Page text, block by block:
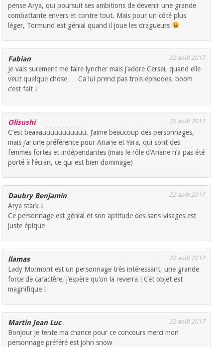
pense Arya, qui poursuit ses ambitions de devenir une grande
combattante envers et contre tout. Mais pour un côté plus
léger, Tormund est génial quand il joue les dragueurs
Fabian 22 août 2017
Je vais surement me faire lyncher mais j’adore Cersei, quand elle
veut quelque chose … Ca lui prend pas trois épisodes, boom
c’est fait !
Olisushi 22 août 2017
C’est beaaauuuuuuuuuuu. J’aime beaucoup des personnages,
mais j’ai une préférence pour Ariane et Yara, qui sont des
femmes fortes et indépendantes (mais le rôle d’Ariane n’a pas été
porté à l’écran, ce qui est bien dommage)
Daubry Benjamin 22 août 2017
Arya stark !
Ce personnage est génial et son aptitude des sans-visages est
juste épique
llamas 22 août 2017
Lady Mormont est un personnage très intéressant, une grande
force de caractère, j’espère qu’on la reverra ! Cet objet est
magnifique !
Martin Jean Luc 22 août 2017
Bonjour je tente ma chance pour ce concours merci mon
personnage préféré est john snow